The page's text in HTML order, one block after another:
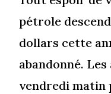
pétrole
dollars cette
abandonné.
vendredi matin